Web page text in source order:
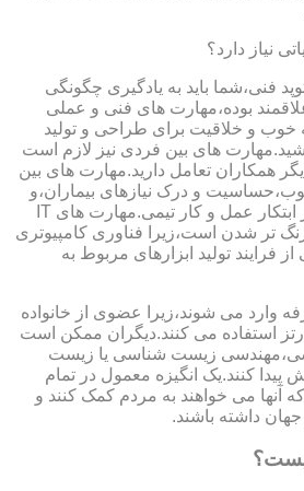
نیاز دارد؟
فنی،شما باید به یادگیری چگونگی
بوده،مهارت های فنی و عملی
و خلاقیت برای طراحی و تولید
های بین فردی نیز لازم است
همکاران تعامل دارید.مهارت های بین
و درک نیازهای بیماران،و
همچنین توانایی استفاده از ابتکار عمل و کار تیمی.مهارت های IT
تر شدن است،زیرا فناوری کامپیوتری
فرایند تولید ابزارهای مربوط به
وارد می شوند،زیرا عضوی از خانواده
ارتز استفاده می کنند.دیگران ممکن است
زیست شناسی یا زیست
کنند.یک انگیزه معمول در تمام
آنها می خواهند به مردم کمک کنند و
داشته باشند.